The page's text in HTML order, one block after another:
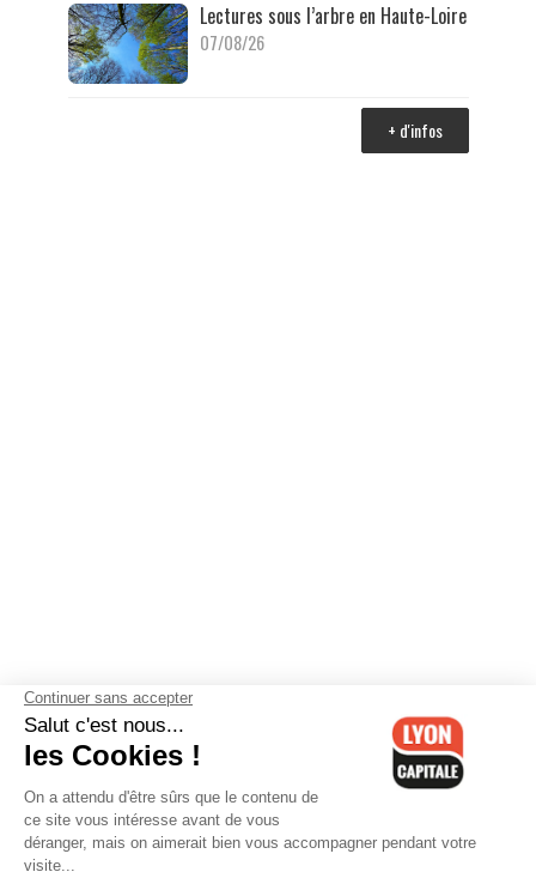
Lectures sous l’arbre en Haute-Loire
07/08/26
+ d'infos